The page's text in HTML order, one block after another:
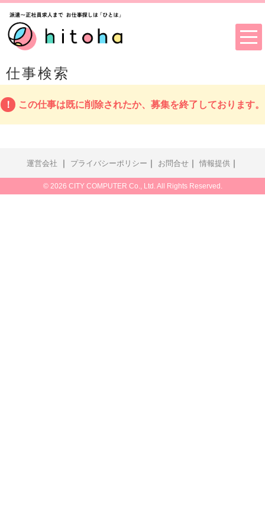
仕事検索
この仕事は既に削除されたか、募集を終了しております。
運営会社 ｜ プライバシーポリシー ｜ お問合せ ｜ 情報提供 ｜
© 2026 CITY COMPUTER Co., Ltd. All Rights Reserved.